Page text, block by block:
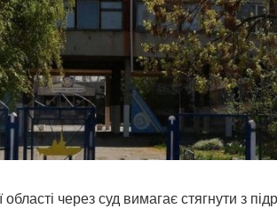
через суд вимагає стягнути з